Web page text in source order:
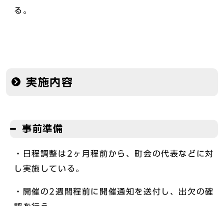
る。
実施内容
事前準備
・日程調整は2ヶ月程前から、町会の代表などに対
し実施している。
・開催の2週間程前に開催通知を送付し、出欠の確